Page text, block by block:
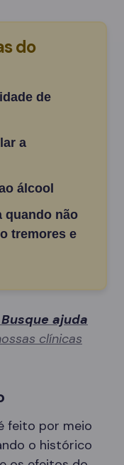
do
de
a
álcool
quando não
tremores e
ajuda
clínicas
feito por meio
o histórico